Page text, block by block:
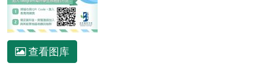
查看图库